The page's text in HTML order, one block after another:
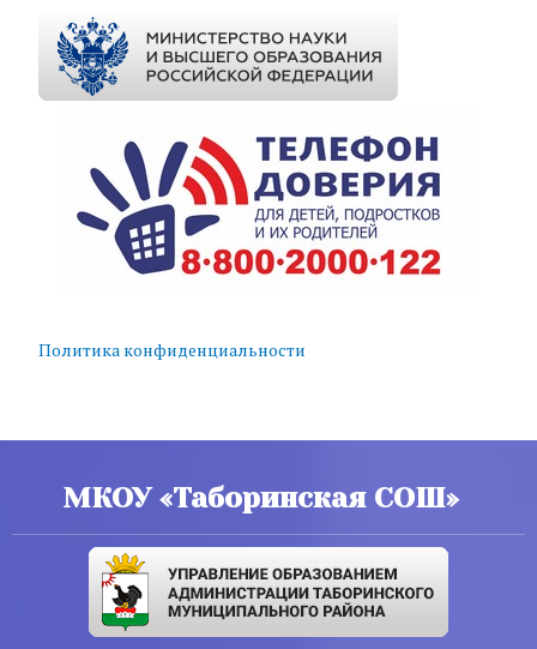
Политика конфиденциальности
МКОУ «Таборинская СОШ»